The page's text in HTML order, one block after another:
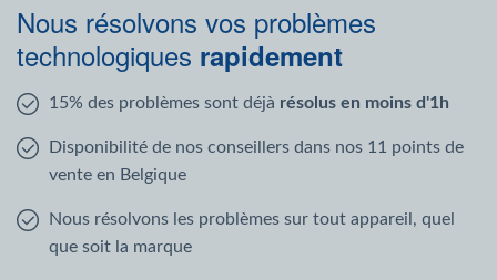
Nous résolvons vos problèmes
technologiques rapidement
15% des problèmes sont déjà résolus en moins d'1h
Disponibilité de nos conseillers dans nos 11 points de
vente en Belgique
Nous résolvons les problèmes sur tout appareil, quel
que soit la marque